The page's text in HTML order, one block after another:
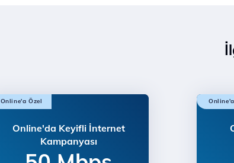
Online'a Özel
Online'da Keyifli İnternet
Kampanyası